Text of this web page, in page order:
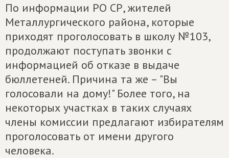
По информации РО СР, жителей
Металлургического района, которые
приходят проголосовать в школу №103,
продолжают поступать звонки с
информацией об отказе в выдаче
бюллетеней. Причина та же – "Вы
голосовали на дому!" Более того, на
некоторых участках в таких случаях
члены комиссии предлагают избирателям
проголосовать от имени другого
человека.